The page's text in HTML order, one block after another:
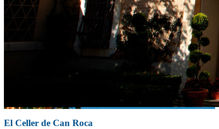
El Celler de Can Roca